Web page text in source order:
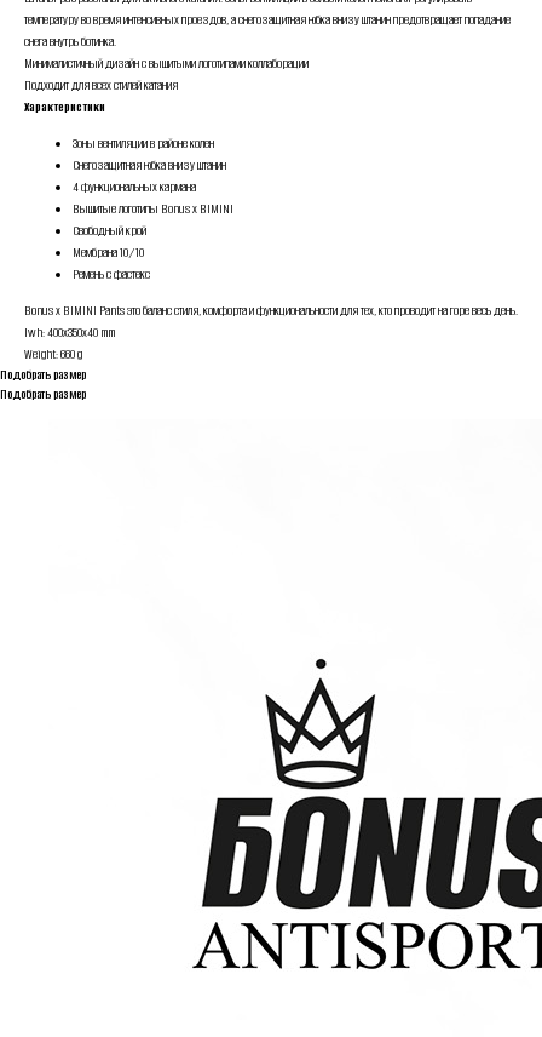
температуру во время интенсивных проездов, а снегозащитная юбка внизу штанин предотвращает попадание
снега внутрь ботинка.
Минималистичный дизайн с вышитыми логотипами коллаборации
Подходит для всех стилей катания
Характеристики
Зоны вентиляции в районе колен
Снегозащитная юбка внизу штанин
4 функциональных кармана
Вышитые логотипы Bonus x BIMINI
Свободный крой
Мембрана 10/10
Ремень с фастекс
Bonus x BIMINI Pants это баланс стиля, комфорта и функциональности для тех, кто проводит на горе весь день.
lwh: 400x350x40 mm
Weight: 660 g
Подобрать размер
Подобрать размер